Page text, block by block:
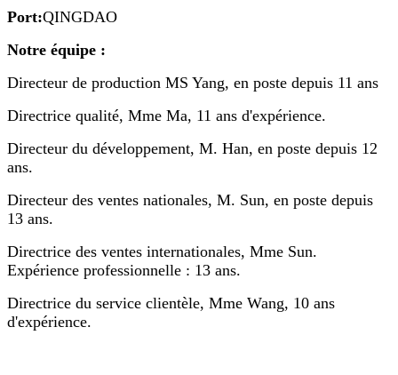
Port:QINGDAO
Notre équipe :
Directeur de production MS Yang, en poste depuis 11 ans
Directrice qualité, Mme Ma, 11 ans d'expérience.
Directeur du développement, M. Han, en poste depuis 12
ans.
Directeur des ventes nationales, M. Sun, en poste depuis
13 ans.
Directrice des ventes internationales, Mme Sun.
Expérience professionnelle : 13 ans.
Directrice du service clientèle, Mme Wang, 10 ans
d'expérience.